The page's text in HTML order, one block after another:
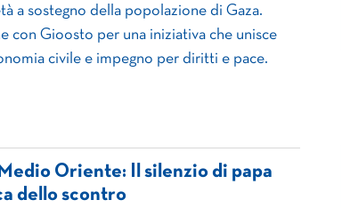
a sostegno della popolazione di Gaza.
con Gioosto per una iniziativa che unisce
civile e impegno per diritti e pace.
Oriente: Il silenzio di papa
dello scontro